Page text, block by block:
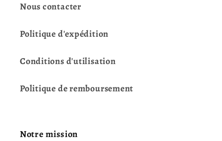
Nous contacter
Politique d'expédition
Conditions d'utilisation
Politique de remboursement
Notre mission